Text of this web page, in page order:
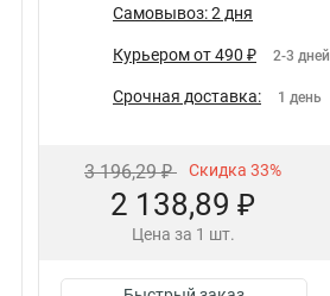
Самовывоз: 2 дня
Курьером от 490 ₽ 2-3 дней
Срочная доставка: 1 день
3 196,29 ₽ Скидка 33%
2 138,89 ₽
Цена за 1 шт.